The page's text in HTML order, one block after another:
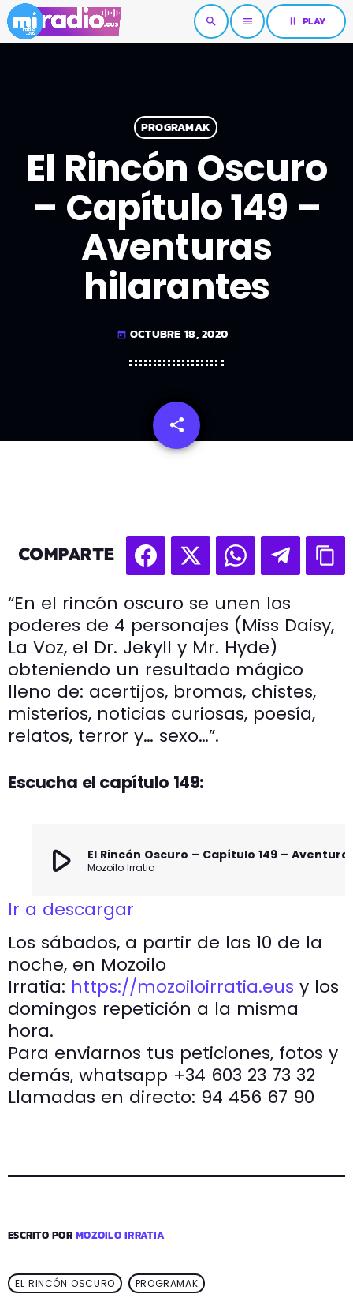
search menu pause PLAY
PROGRAMAK
El Rincón Oscuro
– Capítulo 149 –
Aventuras
hilarantes
today OCTUBRE 18, 2020
share
email
COMPARTE
“En el rincón oscuro se unen los
poderes de 4 personajes (Miss Daisy,
La Voz, el Dr. Jekyll y Mr. Hyde)
obteniendo un resultado mágico
lleno de: acertijos, bromas, chistes,
misterios, noticias curiosas, poesía,
relatos, terror y… sexo…”.
Escucha el capítulo 149:
play_arrow Mozoilo Irratia
Ir a descargar
Los sábados, a partir de las 10 de la
noche, en Mozoilo
Irratia: https://mozoiloirratia.eus y los
domingos repetición a la misma
hora.
Para enviarnos tus peticiones, fotos y
demás, whatsapp +34 603 23 73 32
Llamadas en directo: 94 456 67 90
ESCRITO PORMOZOILO IRRATIA
EL RINCÓN OSCURO PROGRAMAK